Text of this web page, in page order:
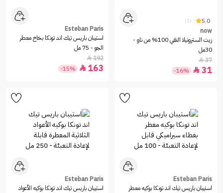
5.0
(1)
now
زيت السترونيلا النقي 100% من ناو -
30مل
37

31

-16%
Esteban Paris
استيبان باريس تيك اند تونكا بخاخ معطر
الجو - 75 مل
192

163

-15%
Esteban Paris
استيبان باريس تيك اند تونكا بوكيه معطر
Esteban Paris
استيبان باريس تيك اند تونكا بوكيه الأعواد